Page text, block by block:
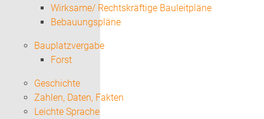
Wirksame/ Rechtskräftige Bauleitpläne
Bebauungspläne
Bauplatzvergabe
Forst
Geschichte
Zahlen, Daten, Fakten
Leichte Sprache